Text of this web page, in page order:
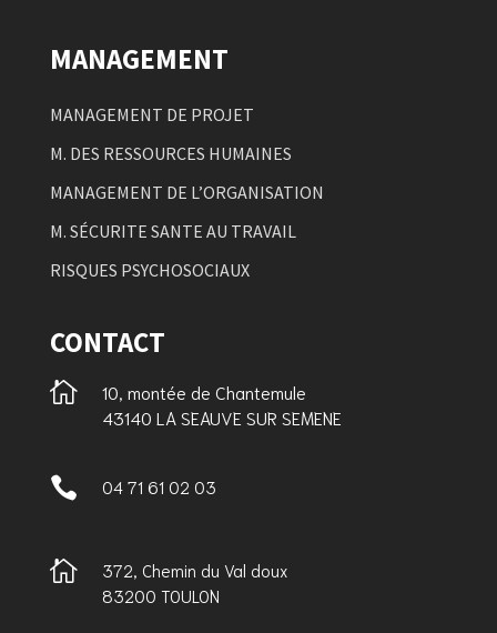
MANAGEMENT
MANAGEMENT DE PROJET
M. DES RESSOURCES HUMAINES
MANAGEMENT DE L’ORGANISATION
M. SÉCURITE SANTE AU TRAVAIL
RISQUES PSYCHOSOCIAUX
CONTACT

10, montée de Chantemule
43140 LA SEAUVE SUR SEMENE
 04 71 61 02 03

372, Chemin du Val doux
83200 TOULON